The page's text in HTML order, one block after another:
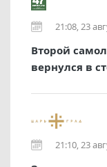
21:08, 23
Второй
вернулся в
21:10, 23